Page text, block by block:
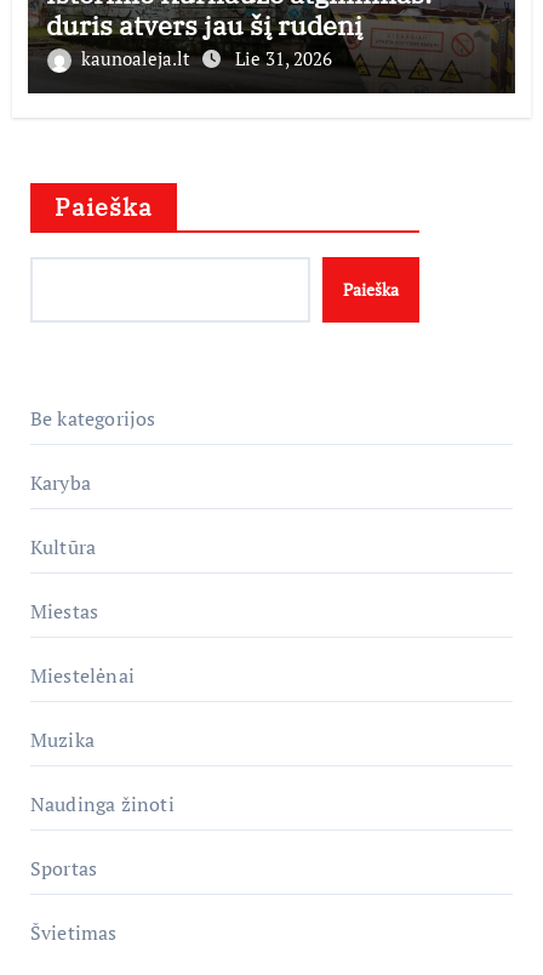
duris atvers jau šį rudenį
kaunoaleja.lt Lie 31, 2026
Paieška
Paieška
Be kategorijos
Karyba
Kultūra
Miestas
Miestelėnai
Muzika
Naudinga žinoti
Sportas
Švietimas